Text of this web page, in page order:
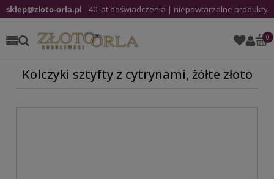
sklep@zloto-orla.pl 40 lat doświadczenia | niepowtarzalne produkty
Kolczyki sztyfty z cytrynami, żółte złoto